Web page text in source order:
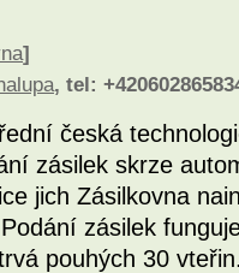
]
, tel:
česká
zásilek skrze
jich Zásilkovna
zásilek
pouhých 30